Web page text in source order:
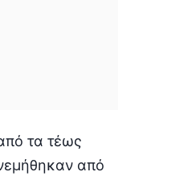
τα τέως
από